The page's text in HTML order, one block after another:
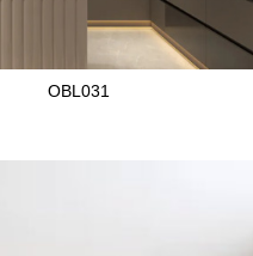
OBL031